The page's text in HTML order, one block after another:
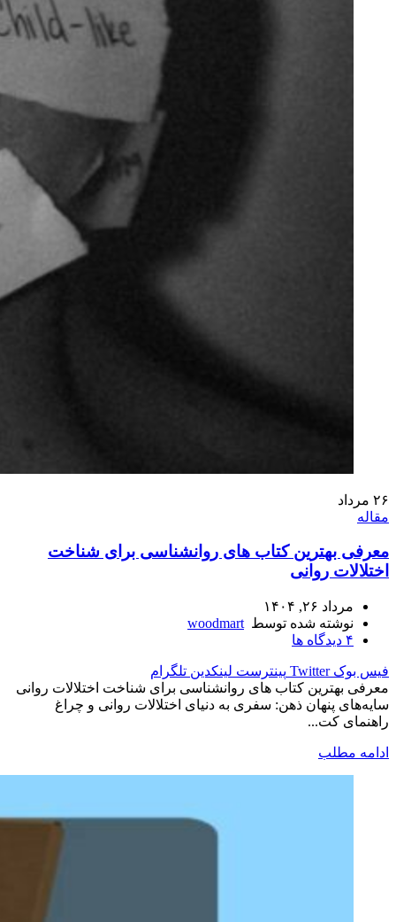
۲۶ مرداد
مقاله
معرفی بهترین کتاب های روانشناسی برای شناخت
اختلالات روانی
مرداد ۲۶, ۱۴۰۴
نوشته شده توسط woodmart
۴ دیدگاه ها
فیس بوک Twitter پینترست لینکدین تلگرام
معرفی بهترین کتاب های روانشناسی برای شناخت اختلالات روانی
سایه‌های پنهان ذهن: سفری به دنیای اختلالات روانی و چراغ
راهنمای کت...
ادامه مطلب